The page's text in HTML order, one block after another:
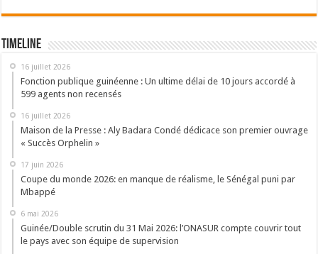
Timeline
16 juillet 2026
Fonction publique guinéenne : Un ultime délai de 10 jours accordé à
599 agents non recensés
16 juillet 2026
Maison de la Presse : Aly Badara Condé dédicace son premier ouvrage
« Succès Orphelin »
17 juin 2026
Coupe du monde 2026: en manque de réalisme, le Sénégal puni par
Mbappé
6 mai 2026
Guinée/Double scrutin du 31 Mai 2026: l’ONASUR compte couvrir tout
le pays avec son équipe de supervision